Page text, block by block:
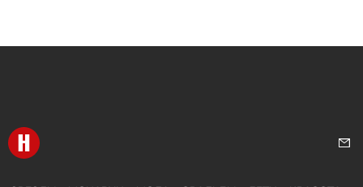
Перейти на главную